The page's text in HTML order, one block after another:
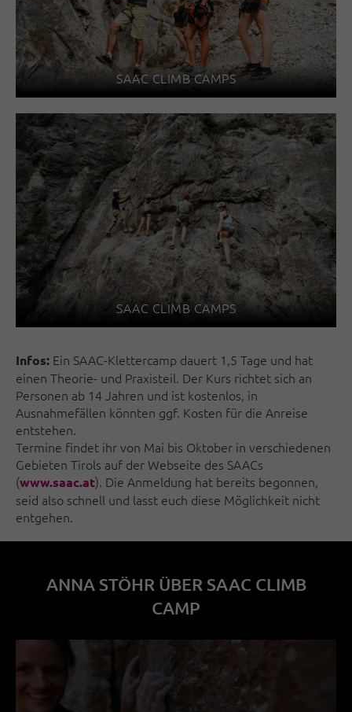
SAAC CLIMB CAMPS
SAAC CLIMB CAMPS
Infos: Ein SAAC-Klettercamp dauert 1,5 Tage und hat
einen Theorie- und Praxisteil. Der Kurs richtet sich an
Personen ab 14 Jahren und ist kostenlos, in
Ausnahmefällen könnten ggf. Kosten für die Anreise
entstehen.
Termine findet ihr von Mai bis Oktober in verschiedenen
Gebieten Tirols auf der Webseite des SAACs
(www.saac.at). Die Anmeldung hat bereits begonnen,
seid also schnell und lasst euch diese Möglichkeit nicht
entgehen.
ANNA STÖHR ÜBER SAAC CLIMB
CAMP